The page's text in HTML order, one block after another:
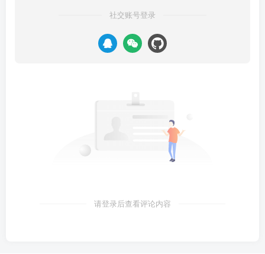
社交账号登录
请登录后查看评论内容